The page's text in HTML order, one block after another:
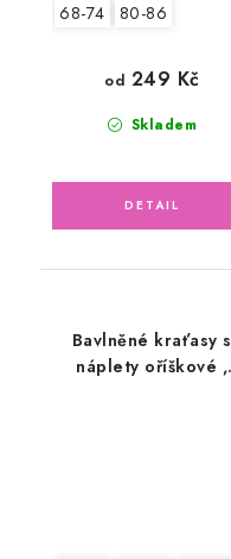
68-74 80-86
Skladem
od 249 Kč
Bavlněné kraťasy s
náplety oříškové ,